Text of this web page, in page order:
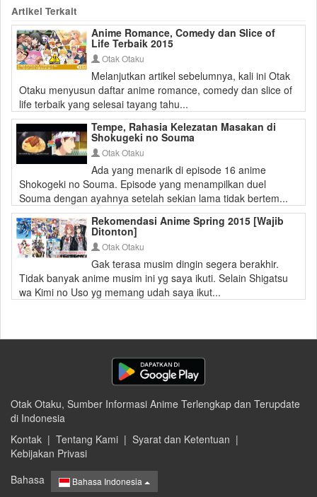
Artikel Terkait
Anime Romance, Comedy dan Slice of
Life Terbaik 2015
Otak Otaku
Melanjutkan artikel sebelumnya, kali ini Otak
Otaku menyusun daftar anime romance, comedy dan slice of
life terbaik yang selesai tayang tahu...
Tempe, Rahasia Kelezatan Masakan di
Shokugeki no Souma
Otak Otaku
Ada yang menarik di episode 16 anime
Shokogeki no Souma. Episode yang menampilkan duel
Souma dengan ayahnya setelah sekian lama tidak bertem...
Rekomendasi Anime Spring 2015 [Wajib
Ditonton]
Otak Otaku
Gak terasa musim dingin segera berakhir.
Tidak banyak anime musim ini yg saya ikuti. Selain Shigatsu
wa Kimi no Uso yg memang udah saya ikut...
Otak Otaku, Sumber Informasi Anime Terlengkap dan Terupdate
di Indonesia
Kontak | Tentang Kami | Syarat dan Ketentuan |
Kebijakan Privasi
Bahasa
Bahasa Indonesia